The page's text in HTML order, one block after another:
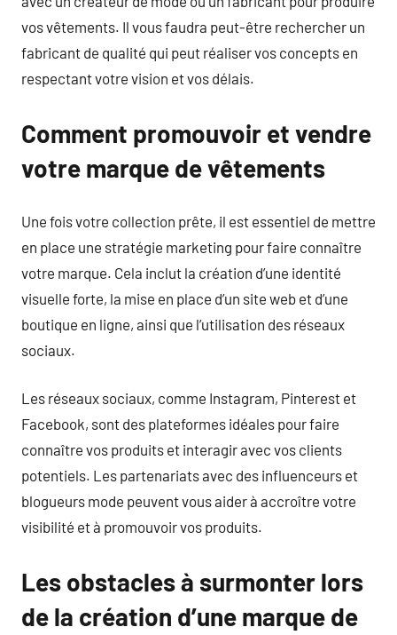
vos vêtements. Il vous faudra peut-être rechercher un
fabricant de qualité qui peut réaliser vos concepts en
respectant votre vision et vos délais.
Comment promouvoir et vendre
votre marque de vêtements
Une fois votre collection prête, il est essentiel de mettre
en place une stratégie marketing pour faire connaître
votre marque. Cela inclut la création d’une identité
visuelle forte, la mise en place d’un site web et d’une
boutique en ligne, ainsi que l’utilisation des réseaux
sociaux.
Les réseaux sociaux, comme Instagram, Pinterest et
Facebook, sont des plateformes idéales pour faire
connaître vos produits et interagir avec vos clients
potentiels. Les partenariats avec des influenceurs et
blogueurs mode peuvent vous aider à accroître votre
visibilité et à promouvoir vos produits.
Les obstacles à surmonter lors
de la création d’une marque de